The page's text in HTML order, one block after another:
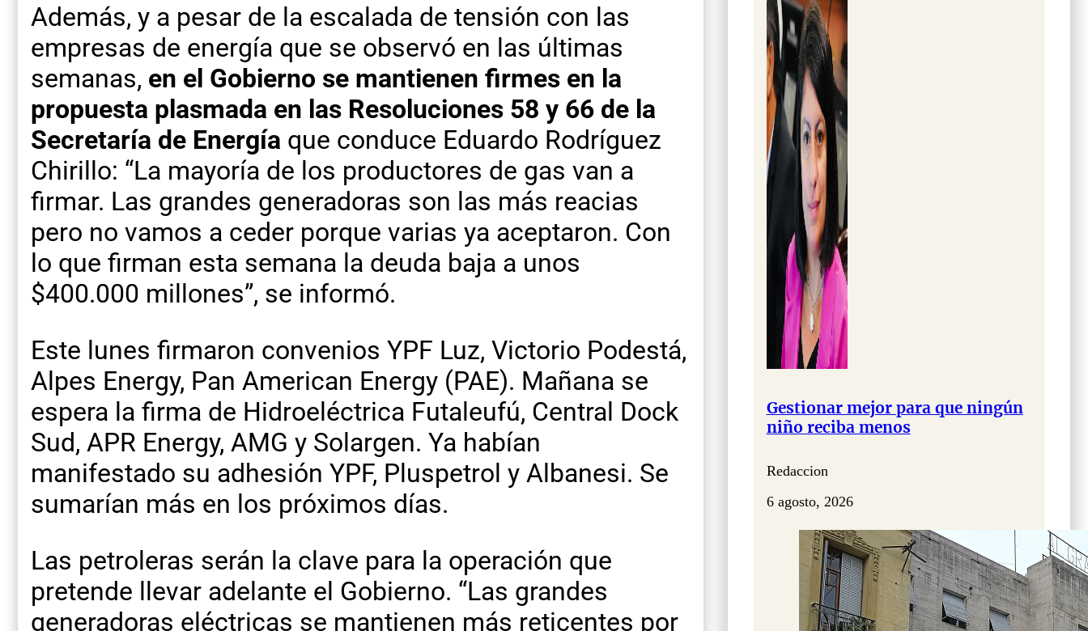
Además, y a pesar de la escalada de tensión con las
empresas de energía que se observó en las últimas
semanas, en el Gobierno se mantienen firmes en la
propuesta plasmada en las Resoluciones 58 y 66 de la
Secretaría de Energía que conduce Eduardo Rodríguez
Chirillo: “La mayoría de los productores de gas van a
firmar. Las grandes generadoras son las más reacias
pero no vamos a ceder porque varias ya aceptaron. Con
lo que firman esta semana la deuda baja a unos
$400.000 millones”, se informó.
Este lunes firmaron convenios YPF Luz, Victorio Podestá,
Alpes Energy, Pan American Energy (PAE). Mañana se
espera la firma de Hidroeléctrica Futaleufú, Central Dock
Sud, APR Energy, AMG y Solargen. Ya habían
manifestado su adhesión YPF, Pluspetrol y Albanesi. Se
sumarían más en los próximos días.
Las petroleras serán la clave para la operación que
pretende llevar adelante el Gobierno. “Las grandes
generadoras eléctricas se mantienen más reticentes por
Gestionar mejor para que ningún
niño reciba menos
Redaccion
6 agosto, 2026